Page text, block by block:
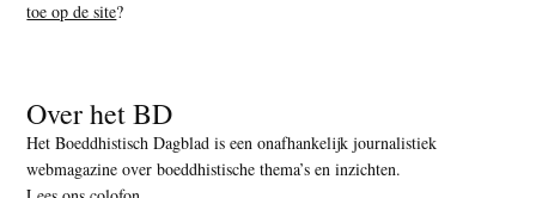
toe op de site?
Over het BD
Het Boeddhistisch Dagblad is een onafhankelijk journalistiek
webmagazine over boeddhistische thema’s en inzichten.